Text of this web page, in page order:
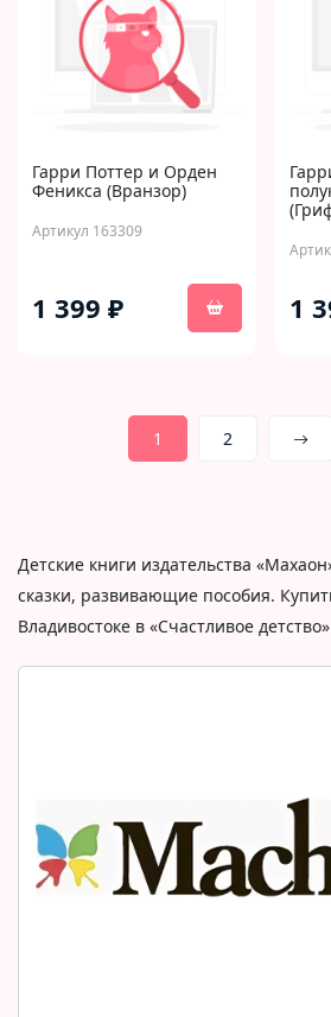
Гарри Поттер и Орден
Феникса (Вранзор)
Артикул 163309
1 399 ₽ 1
1 2
Детские книги издательства
сказки, развивающие пособия.
Владивостоке в «Счастливое